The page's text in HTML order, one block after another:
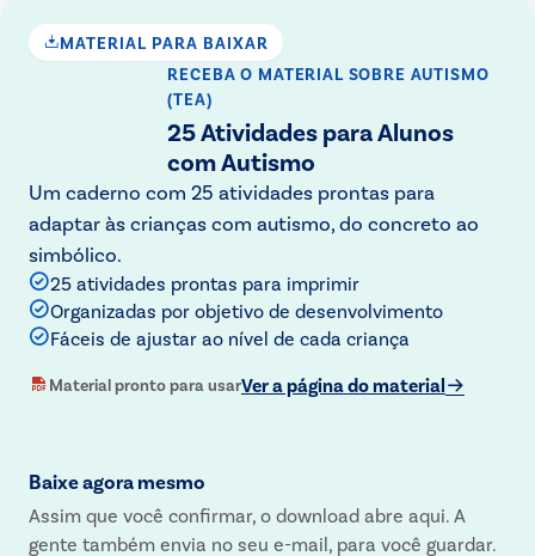
MATERIAL PARA BAIXAR
RECEBA O MATERIAL SOBRE AUTISMO
(TEA)
25 Atividades para Alunos
com Autismo
Um caderno com 25 atividades prontas para
adaptar às crianças com autismo, do concreto ao
simbólico.
25 atividades prontas para imprimir
Organizadas por objetivo de desenvolvimento
Fáceis de ajustar ao nível de cada criança
Material pronto para usarVer a página do material
Baixe agora mesmo
Assim que você confirmar, o download abre aqui. A
gente também envia no seu e-mail, para você guardar.